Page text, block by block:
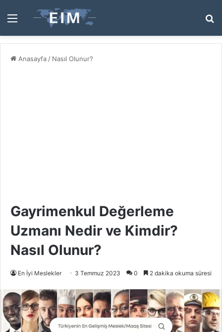
Menü
...
Anasayfa / Nasıl Olunur?
Gayrimenkul Değerleme
Uzmanı Nedir ve Kimdir?
Nasıl Olunur?
En İyi Meslekler 3 Temmuz 2023 0 2 dakika okuma süresi